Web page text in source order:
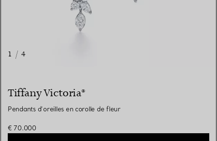
1 / 4
Tiffany Victoria®
Pendants d’oreilles en corolle de fleur
€ 70.000